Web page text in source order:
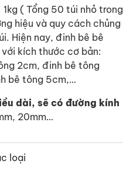
1kg ( Tổng 50 túi nhỏ trong
hiệu và quy cách chủng
Hiện nay, đinh bê bê
kích thước cơ bản:
2cm, đinh bê tông
bê tông 5cm,…
dài, sẽ có đường kính
20mm…
loại